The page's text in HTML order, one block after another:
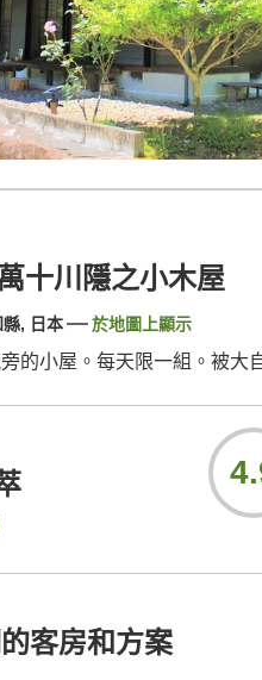
十川隱之小木屋
縣, 日本 於地圖上顯示
的小屋。每天限一組。被大
客房和方案